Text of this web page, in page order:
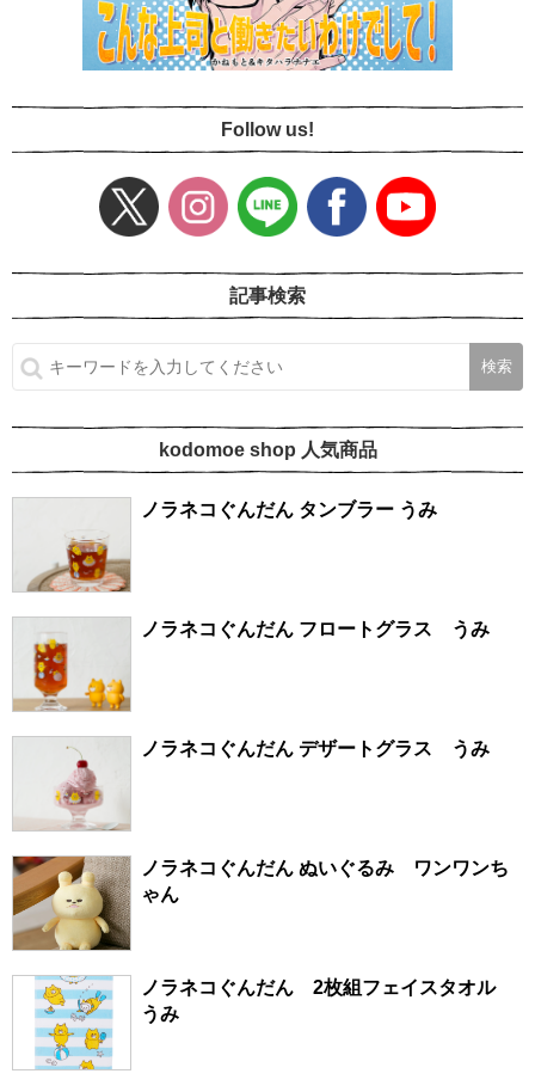
Follow us!
記事検索
kodomoe shop 人気商品
ノラネコぐんだん タンブラー うみ
ノラネコぐんだん フロートグラス うみ
ノラネコぐんだん デザートグラス うみ
ノラネコぐんだん ぬいぐるみ ワンワンち
ゃん
ノラネコぐんだん 2枚組フェイスタオル
うみ